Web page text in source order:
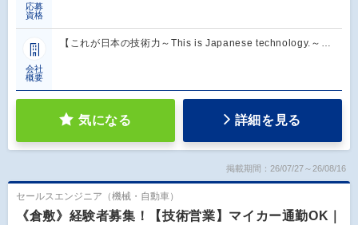
応募
資格
会社
概要
【これが日本の技術力～This is Japanese technology.～…
気になる 詳細を見る
掲載期間：26/07/27～26/08/16
セールスエンジニア（機械・自動車）
《倉敷》経験者募集！【技術営業】マイカー通勤OK｜